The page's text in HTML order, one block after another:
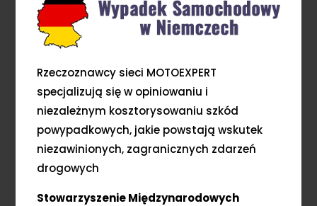
Rzeczoznawcy sieci MOTOEXPERT
specjalizują się w opiniowaniu i
niezależnym kosztorysowaniu szkód
powypadkowych, jakie powstają wskutek
niezawinionych, zagranicznych zdarzeń
drogowych
Stowarzyszenie Międzynarodowych